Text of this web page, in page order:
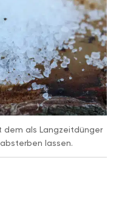
dem als Langzeitdünger
lassen.